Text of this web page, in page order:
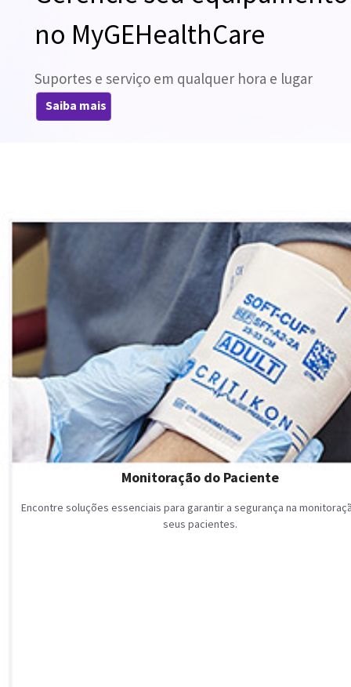
no MyGEHealthCare
Suportes e serviço em qualquer hora e lugar
Saiba mais
Monitoração do Paciente
Encontre soluções essenciais para garantir a segurança na
seus pacientes.